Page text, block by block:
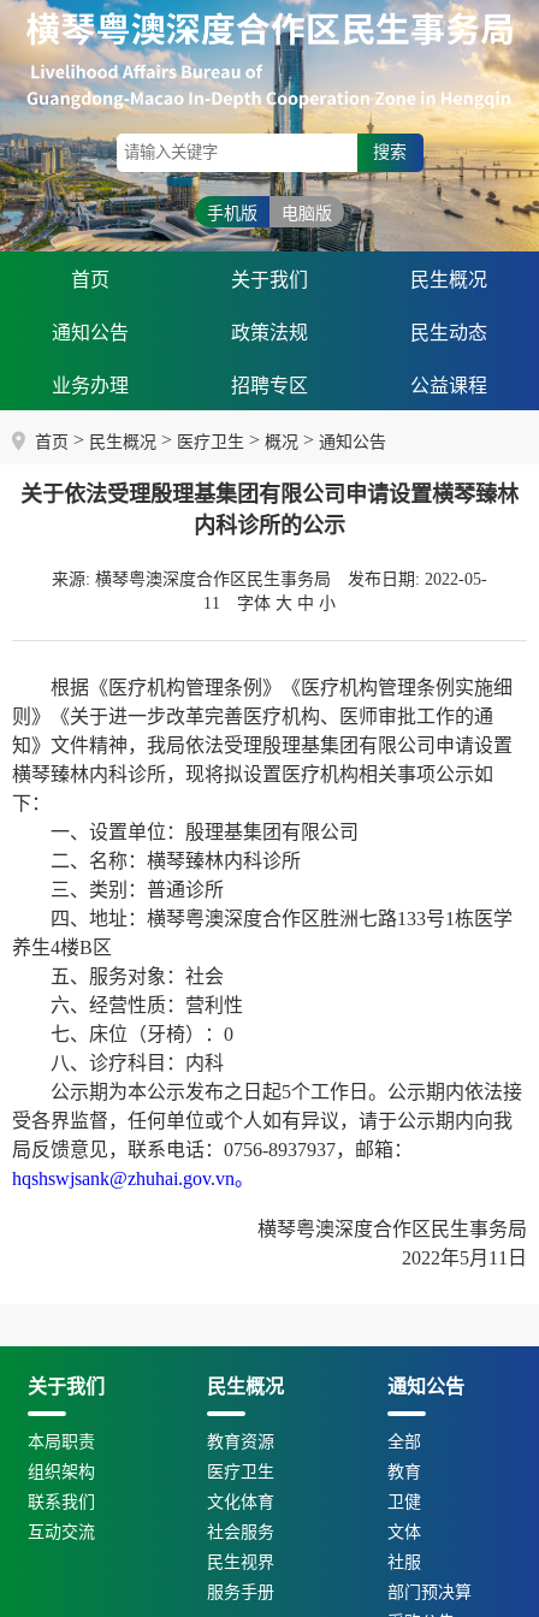
搜索
手机版 电脑版
首页 关于我们 民生概况
通知公告 政策法规 民生动态
业务办理 招聘专区 公益课程
首页 > 民生概况 > 医疗卫生 > 概况 > 通知公告
关于依法受理殷理基集团有限公司申请设置横琴臻林
内科诊所的公示
来源: 横琴粤澳深度合作区民生事务局
发布日期: 2022-05-
11
字体 大 中 小
根据《医疗机构管理条例》《医疗机构管理条例实施细
则》《关于进一步改革完善医疗机构、医师审批工作的通
知》文件精神，我局依法受理殷理基集团有限公司申请设置
横琴臻林内科诊所，现将拟设置医疗机构相关事项公示如
下：
一、设置单位：殷理基集团有限公司
二、名称：横琴臻林内科诊所
三、类别：普通诊所
四、地址：横琴粤澳深度合作区胜洲七路133号1栋医学
养生4楼B区
五、服务对象：社会
六、经营性质：营利性
七、床位（牙椅）：0
八、诊疗科目：内科
公示期为本公示发布之日起5个工作日。公示期内依法接
受各界监督，任何单位或个人如有异议，请于公示期内向我
局反馈意见，联系电话：0756-8937937，邮箱：
hqshswjsank@zhuhai.gov.vn。
横琴粤澳深度合作区民生事务局
2022年5月11日
关于我们
本局职责
组织架构
联系我们
互动交流
民生概况
教育资源
医疗卫生
文化体育
社会服务
民生视界
服务手册
通知公告
全部
教育
卫健
文体
社服
部门预决算